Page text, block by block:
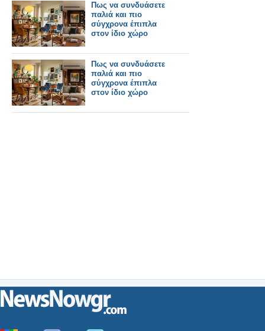
Πως να συνδυάσετε
παλιά και πιο
σύγχρονα έπιπλα
στον ίδιο χώρο
Πως να συνδυάσετε
παλιά και πιο
σύγχρονα έπιπλα
στον ίδιο χώρο